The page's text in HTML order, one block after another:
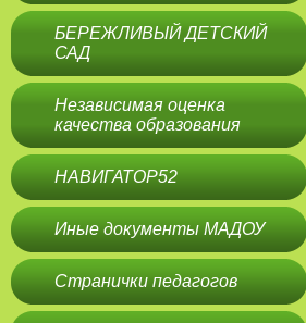
БЕРЕЖЛИВЫЙ ДЕТСКИЙ
САД
Независимая оценка
качества образования
НАВИГАТОР52
Иные документы МАДОУ
Странички педагогов